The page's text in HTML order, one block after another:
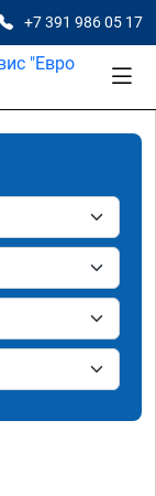
+7 391 986 05 17